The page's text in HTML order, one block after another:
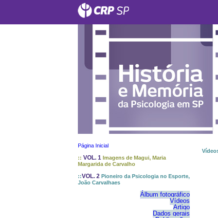
Página Inicial
:: VOL. 1 Imagens de Magui, Maria
Margarida de Carvalho
::VOL. 2 Pioneiro da Psicologia no Esporte,
João Carvalhaes
Álbum fotográfico
Vídeos
Artigo
Dados gerais